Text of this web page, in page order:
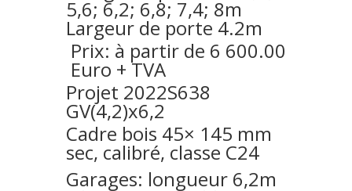
5,6; 6,2; 6,8; 7,4; 8m
Largeur de porte 4.2m
Prix: à partir de 6 600.00
Euro + TVA
Projet 2022S638
GV(4,2)x6,2
Cadre bois 45× 145 mm
sec, calibré, classe C24
Garages: longueur 6,2m